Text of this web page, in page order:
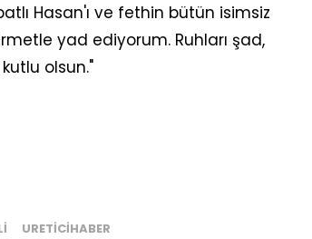
Hasan'ı ve fethin bütün isimsiz
yad ediyorum. Ruhları şad,
olsun."
URETICIHABER